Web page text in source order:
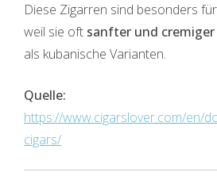
Diese Zigarren sind besonders
weil sie oft sanfter und cremiger
als kubanische Varianten.
Quelle:
https://www.cigarslover.com/en/
cigars/